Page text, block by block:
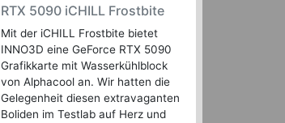
RTX 5090 iCHILL Frostbite
Mit der iCHILL Frostbite bietet
INNO3D eine GeForce RTX 5090
Grafikkarte mit Wasserkühlblock
von Alphacool an. Wir hatten die
Gelegenheit diesen extravaganten
Boliden im Testlab auf Herz und